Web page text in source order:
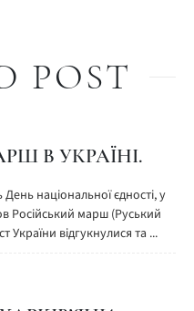
POST
В УКРАЇНІ.
національної єдності, у
Російський марш (Руський
України відгукнулися та ...